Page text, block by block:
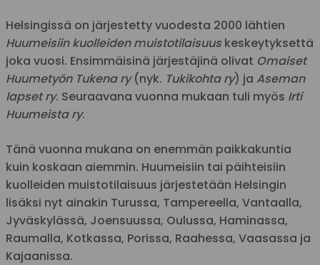
Helsingissä on järjestetty vuodesta 2000 lähtien
Huumeisiin kuolleiden muistotilaisuus keskeytyksettä
joka vuosi. Ensimmäisinä järjestäjinä olivat Omaiset
Huumetyön Tukena ry(nyk. Tukikohta ry) ja Aseman
lapset ry. Seuraavana vuonna mukaan tuli myös Irti
Huumeista ry.
Tänä vuonna mukana on enemmän paikkakuntia
kuin koskaan aiemmin. Huumeisiin tai päihteisiin
kuolleiden muistotilaisuus järjestetään Helsingin
lisäksi nyt ainakin Turussa, Tampereella, Vantaalla,
Jyväskylässä, Joensuussa, Oulussa, Haminassa,
Raumalla, Kotkassa, Porissa, Raahessa, Vaasassa ja
Kajaanissa.